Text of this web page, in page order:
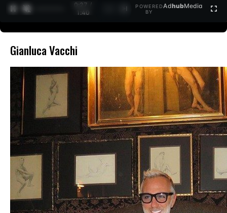
0:27 /
1:40
POWERED
BY
AdhubMedia
Gianluca Vacchi